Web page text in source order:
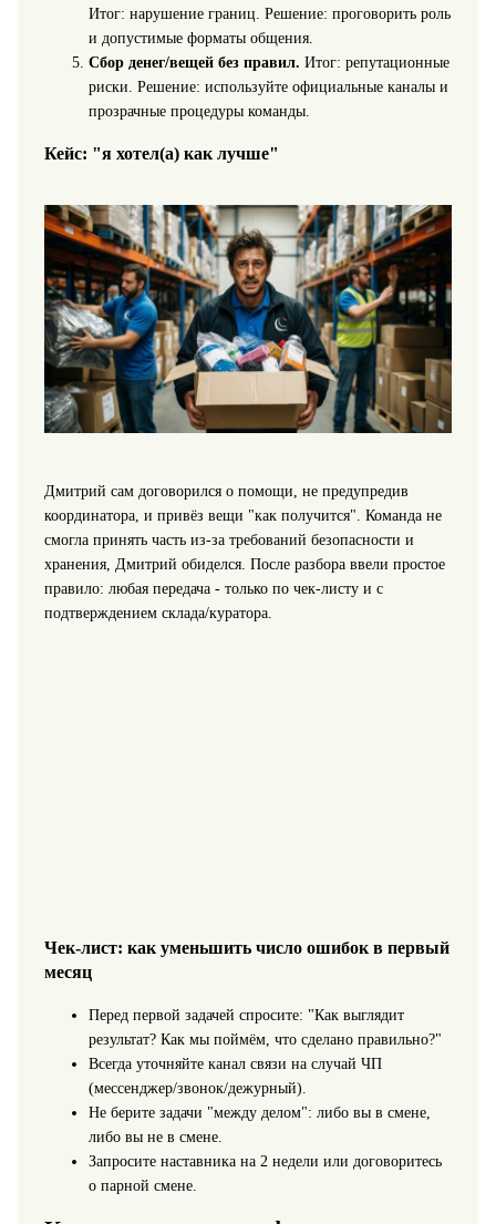
Итог: нарушение границ. Решение: проговорить роль
и допустимые форматы общения.
Сбор денег/вещей без правил. Итог: репутационные
риски. Решение: используйте официальные каналы и
прозрачные процедуры команды.
Кейс: "я хотел(а) как лучше"
Дмитрий сам договорился о помощи, не предупредив
координатора, и привёз вещи "как получится". Команда не
смогла принять часть из-за требований безопасности и
хранения, Дмитрий обиделся. После разбора ввели простое
правило: любая передача - только по чек-листу и с
подтверждением склада/куратора.
Чек-лист: как уменьшить число ошибок в первый
месяц
Перед первой задачей спросите: "Как выглядит
результат? Как мы поймём, что сделано правильно?"
Всегда уточняйте канал связи на случай ЧП
(мессенджер/звонок/дежурный).
Не берите задачи "между делом": либо вы в смене,
либо вы не в смене.
Запросите наставника на 2 недели или договоритесь
о парной смене.